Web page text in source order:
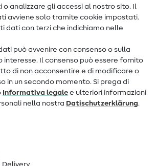
proprietario
o analizzare gli accessi al nostro sito. Il
avviene solo tramite cookie impostati.
dati con terzi che indichiamo nelle
può avvenire con consenso o sulla
interesse. Il consenso può essere fornito
di non acconsentire e di modificare o
in un secondo momento. Si prega di
Informativa legale e ulteriori informazioni
nella nostra Dati­schutz­erklärung.
Delivery